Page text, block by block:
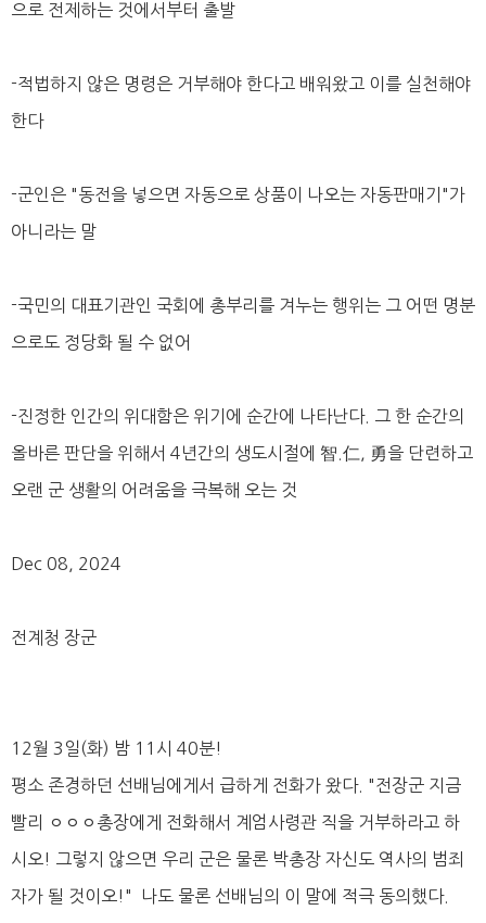
으로 전제하는 것에서부터 출발
-적법하지 않은 명령은 거부해야 한다고 배워왔고 이를 실천해야
한다
-군인은 "동전을 넣으면 자동으로 상품이 나오는 자동판매기"가
아니라는 말
-국민의 대표기관인 국회에 총부리를 겨누는 행위는 그 어떤 명분
으로도 정당화 될 수 없어
-진정한 인간의 위대함은 위기에 순간에 나타난다. 그 한 순간의
올바른 판단을 위해서 4년간의 생도시절에 智.仁, 勇을 단련하고
오랜 군 생활의 어려움을 극복해 오는 것
Dec 08, 2024
전계청 장군
12월 3일(화) 밤 11시 40분!
평소 존경하던 선배님에게서 급하게 전화가 왔다. "전장군 지금
빨리 ㅇㅇㅇ총장에게 전화해서 계엄사령관 직을 거부하라고 하
시오! 그렇지 않으면 우리 군은 물론 박총장 자신도 역사의 범죄
자가 될 것이오!" 나도 물론 선배님의 이 말에 적극 동의했다.